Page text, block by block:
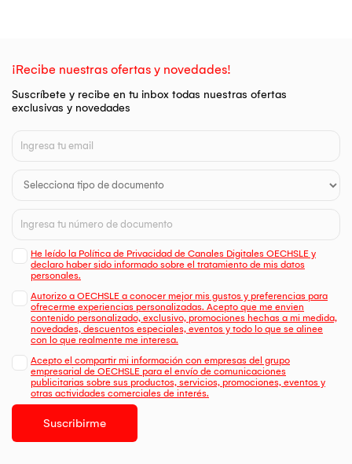
¡Recibe nuestras ofertas y novedades!
Suscríbete y recibe en tu inbox todas nuestras ofertas
exclusivas y novedades
He leído la Política de Privacidad de Canales Digitales OECHSLE y
declaro haber sido informado sobre el tratamiento de mis datos
personales.
Autorizo a OECHSLE a conocer mejor mis gustos y preferencias para
ofrecerme experiencias personalizadas. Acepto que me envien
contenido personalizado, exclusivo, promociones hechas a mi medida,
novedades, descuentos especiales, eventos y todo lo que se alinee
con lo que realmente me interesa.
Acepto el compartir mi información con empresas del grupo
empresarial de OECHSLE para el envío de comunicaciones
publicitarias sobre sus productos, servicios, promociones, eventos y
otras actividades comerciales de interés.
Suscribirme